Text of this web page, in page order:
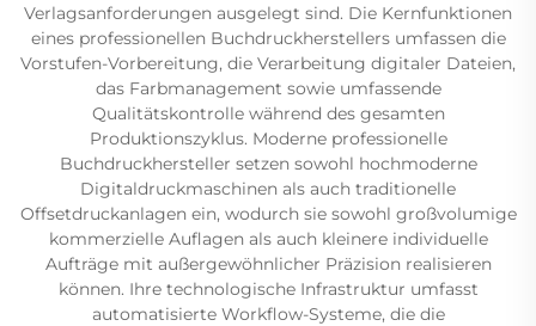
Verlagsanforderungen ausgelegt sind. Die Kernfunktionen
eines professionellen Buchdruckherstellers umfassen die
Vorstufen-Vorbereitung, die Verarbeitung digitaler Dateien,
das Farbmanagement sowie umfassende
Qualitätskontrolle während des gesamten
Produktionszyklus. Moderne professionelle
Buchdruckhersteller setzen sowohl hochmoderne
Digitaldruckmaschinen als auch traditionelle
Offsetdruckanlagen ein, wodurch sie sowohl großvolumige
kommerzielle Auflagen als auch kleinere individuelle
Aufträge mit außergewöhnlicher Präzision realisieren
können. Ihre technologische Infrastruktur umfasst
automatisierte Workflow-Systeme, die die